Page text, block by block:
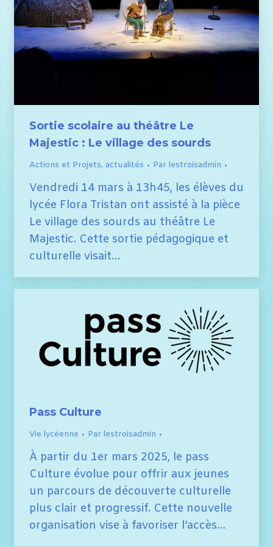
Sortie scolaire au théâtre Le
Majestic : Le village des sourds
Actions et Projets, actualités Par lestroisadmin
Vendredi 14 mars à 13h45, les élèves du
lycée Flora Tristan ont assisté à la pièce
Le village des sourds au théâtre Le
Majestic. Cette sortie pédagogique et
culturelle visait…
Pass Culture
Vie lycéenne Par lestroisadmin
À partir du 1er mars 2025, le pass
Culture évolue pour offrir aux jeunes
un parcours de découverte culturelle
plus clair et progressif. Cette nouvelle
organisation vise à favoriser l’accès…